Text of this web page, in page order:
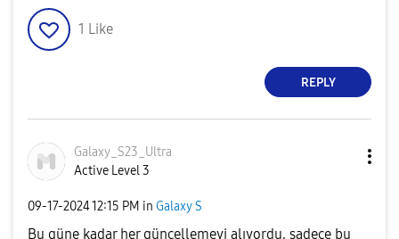
1 Like
REPLY
Galaxy_S23_Ultra
Active Level 3
‎09-17-202412:15 PM in Galaxy S
Bu güne kadar her güncellemeyi alıyordu, sadece bu